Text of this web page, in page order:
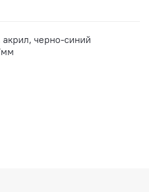
акрил, черно-синий